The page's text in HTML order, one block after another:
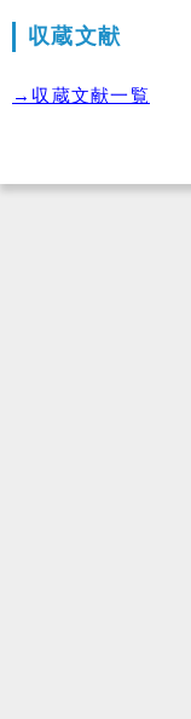
収蔵文献
→収蔵文献一覧